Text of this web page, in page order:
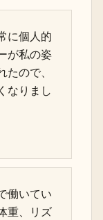
に個人的
が私の姿
ので、
なりまし
働いてい
重、リズ